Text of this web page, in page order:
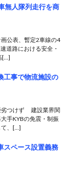
無人隊列走行を商
公表、暫定2車線の4
道路における安全・
[…]
工事で物流施設の
劣つけず 建設業界関
手KYBの免震・制振
て、[…]
スペース設置義務